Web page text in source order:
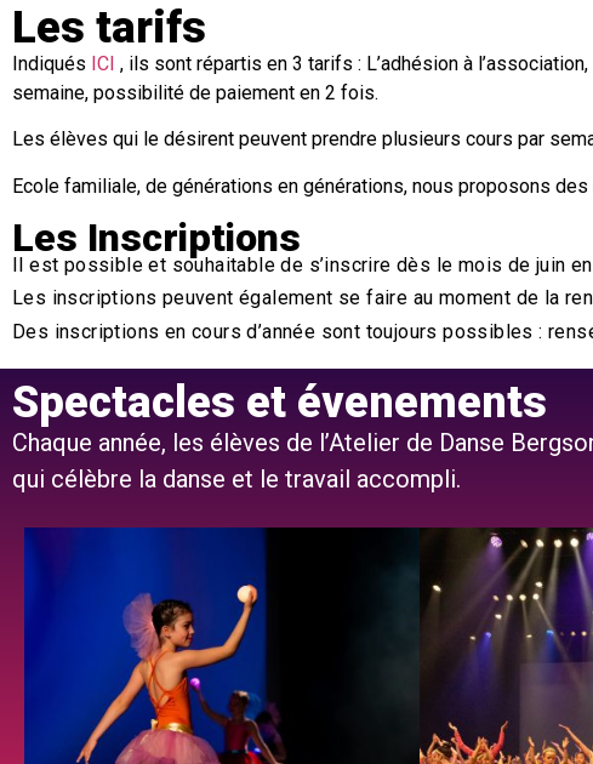
Les tarifs
Indiqués ICI , ils sont répartis en 3 tarifs : L’adhésion à
semaine, possibilité de paiement en 2 fois.
Les élèves qui le désirent peuvent prendre plusieurs cours par
Ecole familiale, de générations en générations, nous proposons
Les Inscriptions
Il est possible et souhaitable de s’inscrire dès le mois de juin
Les inscriptions peuvent également se faire au moment de la
Des inscriptions en cours d’année sont toujours possibles :
Spectacles et évenements
Chaque année, les élèves de l’Atelier de Danse
qui célèbre la danse et le travail accompli.